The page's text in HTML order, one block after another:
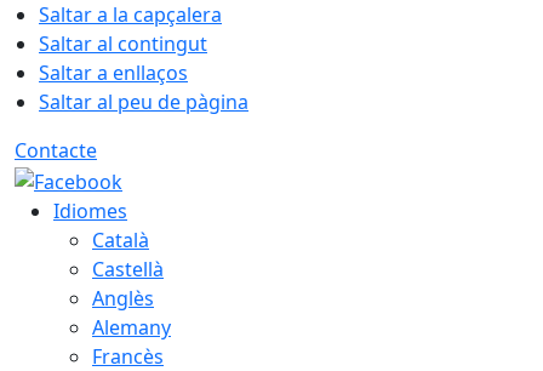
Saltar a la capçalera
Saltar al contingut
Saltar a enllaços
Saltar al peu de pàgina
Contacte
Idiomes
Català
Castellà
Anglès
Alemany
Francès